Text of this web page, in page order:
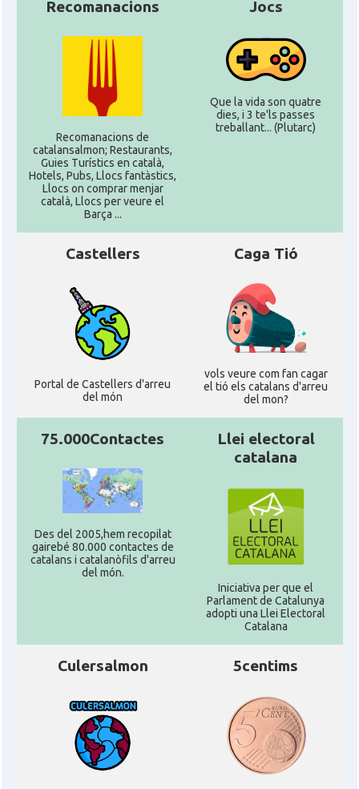
Recomanacions
Recomanacions de
catalansalmon; Restaurants,
Guies Turístics en català,
Hotels, Pubs, Llocs fantàstics,
Llocs on comprar menjar
català, Llocs per veure el
Barça ...
Jocs
Que la vida son quatre
dies, i 3 te'ls passes
treballant... (Plutarc)
Castellers
Portal de Castellers d'arreu
del món
Caga Tió
vols veure com fan cagar
el tió els catalans d'arreu
del mon?
75.000Contactes
Des del 2005,hem recopilat
gairebé 80.000 contactes de
catalans i catalanòfils d'arreu
del món.
Llei electoral
catalana
Iniciativa per que el
Parlament de Catalunya
adopti una Llei Electoral
Catalana
Culersalmon 5centims